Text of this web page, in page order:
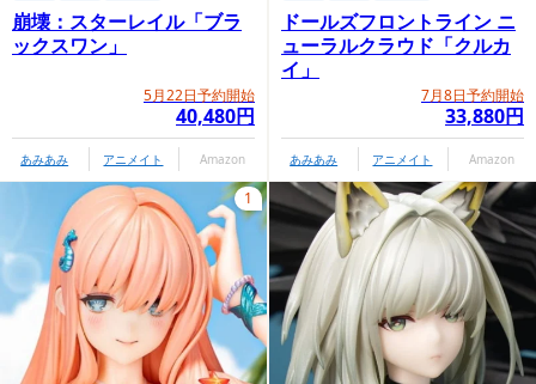
崩壊：スターレイル「ブラ
ックスワン」
5月22日予約開始
40,480円
あみあみ アニメイト Amazon
ドールズフロントライン ニ
ューラルクラウド「クルカ
イ」
7月8日予約開始
33,880円
あみあみ アニメイト Amazon
1